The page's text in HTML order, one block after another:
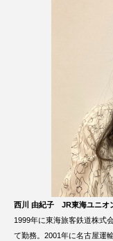
西川 由紀子
JR東海ユニオ
1999年に東海旅客鉄道株式
て勤務。2001年に名古屋運